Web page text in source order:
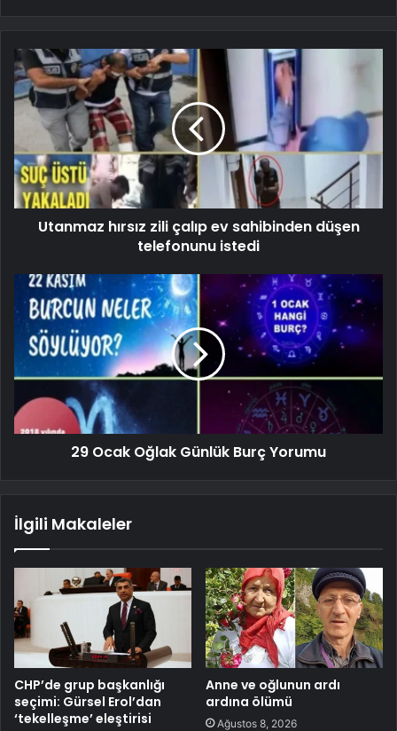
Utanmaz hırsız zili çalıp ev sahibinden düşen
telefonunu istedi
29 Ocak Oğlak Günlük Burç Yorumu
İlgili Makaleler
CHP’de grup başkanlığı
seçimi: Gürsel Erol’dan
‘tekelleşme’ eleştirisi
Anne ve oğlunun ardı
ardına ölümü
Ağustos 8, 2026